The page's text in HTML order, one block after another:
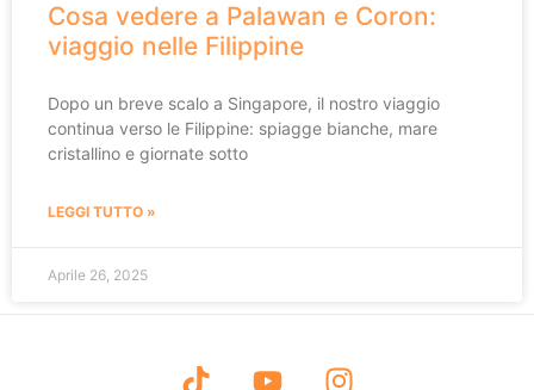
Cosa vedere a Palawan e Coron:
viaggio nelle Filippine
Dopo un breve scalo a Singapore, il nostro viaggio
continua verso le Filippine: spiagge bianche, mare
cristallino e giornate sotto
LEGGI TUTTO »
Aprile 26, 2025